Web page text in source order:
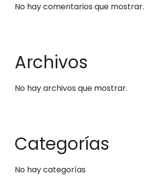
No hay comentarios que mostrar.
Archivos
No hay archivos que mostrar.
Categorías
No hay categorías